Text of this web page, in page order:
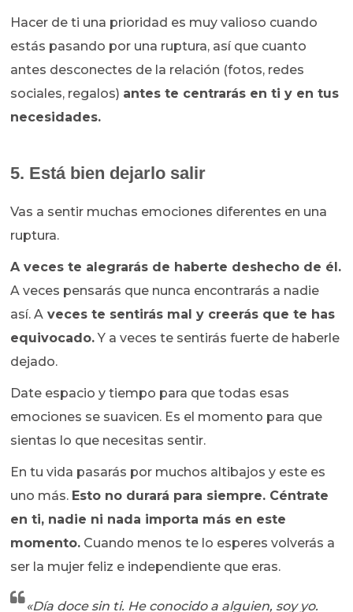
Hacer de ti una prioridad es muy valioso cuando
estás pasando por una ruptura, así que cuanto
antes desconectes de la relación (fotos, redes
sociales, regalos) antes te centrarás en ti y en tus
necesidades.
5. Está bien dejarlo salir
Vas a sentir muchas emociones diferentes en una
ruptura.
A veces te alegrarás de haberte deshecho de él.
A veces pensarás que nunca encontrarás a nadie
así. A veces te sentirás mal y creerás que te has
equivocado.Y a veces te sentirás fuerte de haberle
dejado.
Date espacio y tiempo para que todas esas
emociones se suavicen. Es el momento para que
sientas lo que necesitas sentir.
En tu vida pasarás por muchos altibajos y este es
uno más. Esto no durará para siempre. Céntrate
en ti, nadie ni nada importa más en este
momento. Cuando menos te lo esperes volverás a
ser la mujer feliz e independiente que eras.
«Día doce sin ti. He conocido a alguien, soy yo.